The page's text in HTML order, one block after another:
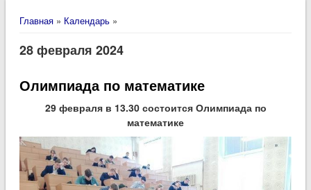
Вы здесь
Главная» Календарь»
28 февраля 2024
Олимпиада по математике
29 февраля в 13.30 состоится Олимпиада по
математике